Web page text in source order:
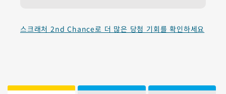
스크래처 2nd Chance로 더 많은 당첨 기회를 확인하세요